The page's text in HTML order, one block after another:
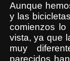
Aunque
y las
comienzos
vista, ya que
muy
parecidos